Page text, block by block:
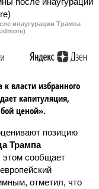
инаугурации Трампа
власти избранного
капитуляция,
ценой».
позицию
Трампа
этом сообщает
отметил, что